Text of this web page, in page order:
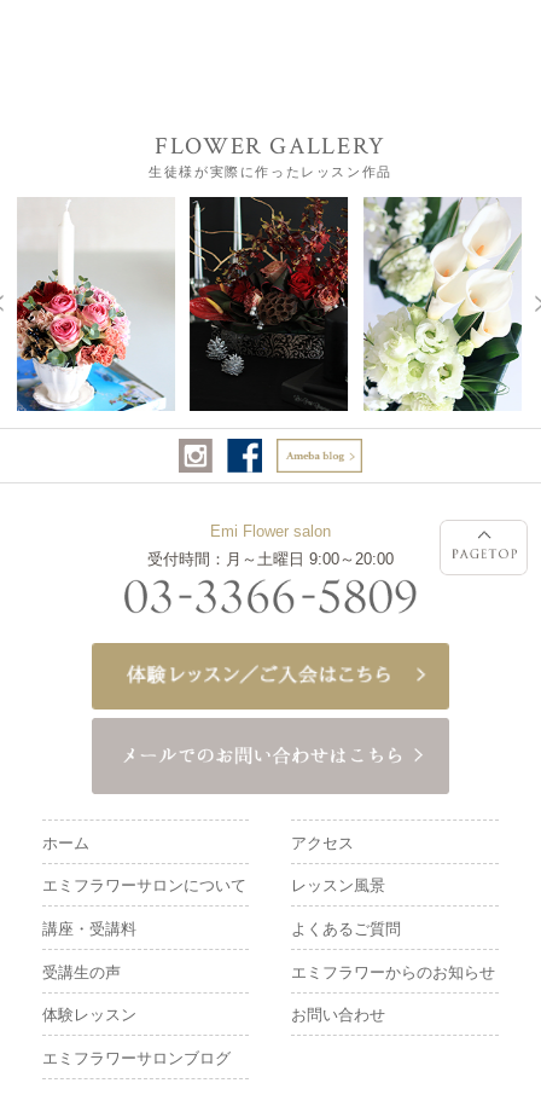
FLOWER GALLERY
生徒様が実際に作ったレッスン作品
Emi Flower salon
受付時間：月～土曜日 9:00～20:00
ホーム アクセス
エミフラワーサロンについて レッスン風景
講座・受講料 よくあるご質問
受講生の声 エミフラワーからのお知らせ
体験レッスン お問い合わせ
エミフラワーサロンブログ